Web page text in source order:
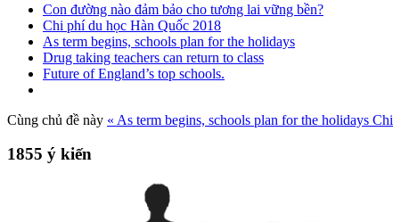
Con đường nào đảm bảo cho tương lai vững bền?
Chi phí du học Hàn Quốc 2018
As term begins, schools plan for the holidays
Drug taking teachers can return to class
Future of England’s top schools.
Cùng chủ đề này « As term begins, schools plan for the holidays
1855 ý kiến